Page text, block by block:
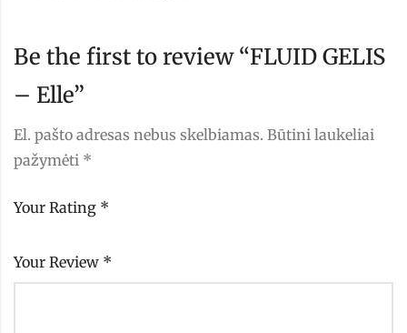
Be the first to review “FLUID GELIS
– Elle”
El. pašto adresas nebus skelbiamas. Būtini laukeliai
pažymėti *
Your Rating *
Your Review *